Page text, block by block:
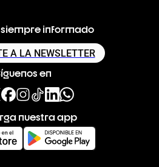
informado
A LA NEWSLETTER
en
nuestra app